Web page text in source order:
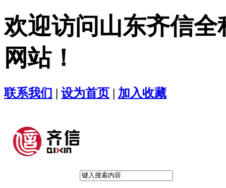
欢迎访问山东齐信
网站！
联系我们 | 设为首页 | 加入收藏